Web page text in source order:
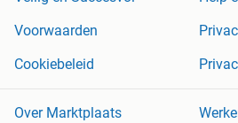
Voorwaarden
Cookiebeleid
Over Marktplaats